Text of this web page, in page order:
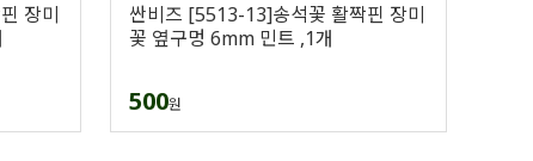
장미
싼비즈 [5513-13]송석꽃 활짝핀 장미
꽃 옆구멍 6mm 민트 ,1개
500원